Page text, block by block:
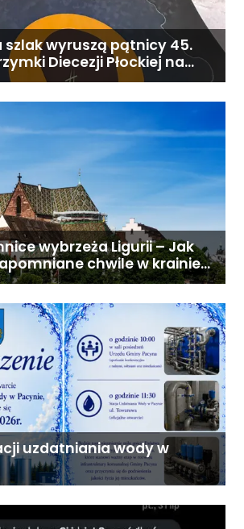
szlak wyruszą pątnicy 45.
Diecezji Płockiej na
wybrzeża Ligurii – Jak
chwile w krainie
uzdatniania wody w